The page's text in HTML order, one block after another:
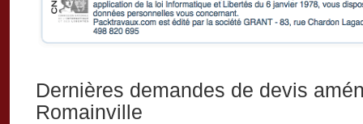
Dernières demandes de devis
Romainville